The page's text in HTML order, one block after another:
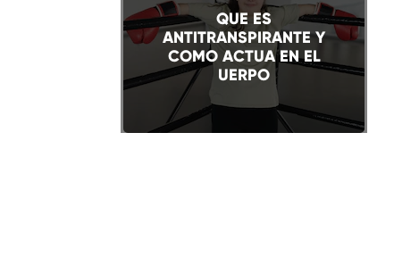
QUE ES
ANTITRANSPIRANTE Y
COMO ACTUA EN EL
UERPO